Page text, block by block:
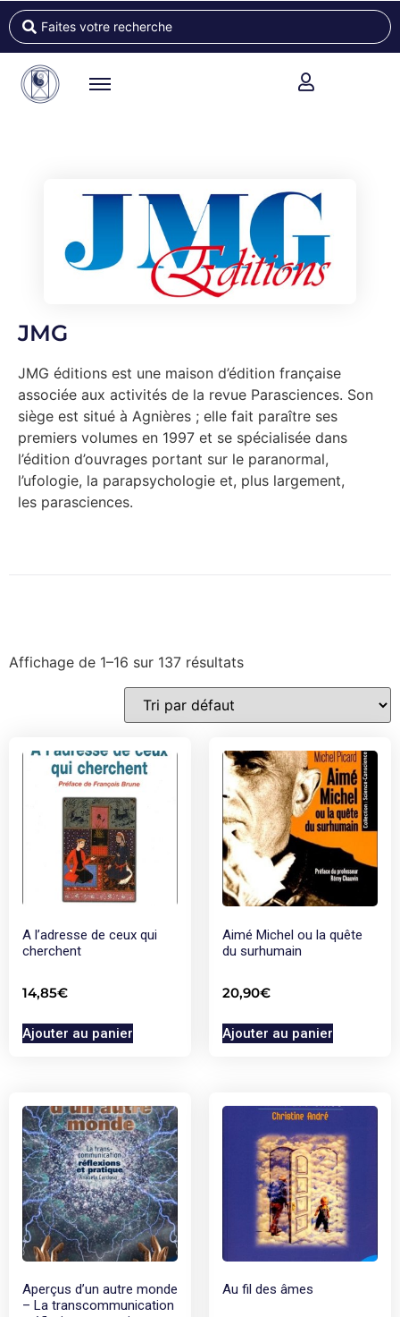
JMG
JMG éditions est une maison d’édition française
associée aux activités de la revue Parasciences. Son
siège est situé à Agnières ; elle fait paraître ses
premiers volumes en 1997 et se spécialisée dans
l’édition d’ouvrages portant sur le paranormal,
l’ufologie, la parapsychologie et, plus largement,
les parasciences.
Affichage de 1–16 sur 137 résultats
A l’adresse de ceux qui
cherchent
14,85€
Ajouter au panier
Aimé Michel ou la quête
du surhumain
20,90€
Ajouter au panier
Aperçus d’un autre monde
– La transcommunication
Au fil des âmes